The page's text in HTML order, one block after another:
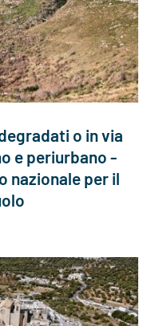
o in via
e periurbano -
nazionale per il